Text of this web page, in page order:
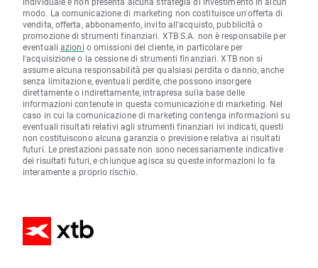
modo. La comunicazione di marketing non costituisce un'offerta di
vendita, offerta, abbonamento, invito all'acquisto, pubblicità o
promozione di strumenti finanziari. XTB S.A. non è responsabile per
eventuali azioni o omissioni del cliente, in particolare per
l'acquisizione o la cessione di strumenti finanziari. XTB non si
assume alcuna responsabilità per qualsiasi perdita o danno, anche
senza limitazione, eventuali perdite, che possono insorgere
direttamente o indirettamente, intrapresa sulla base delle
informazioni contenute in questa comunicazione di marketing. Nel
caso in cui la comunicazione di marketing contenga informazioni su
eventuali risultati relativi agli strumenti finanziari ivi indicati, questi
non costituiscono alcuna garanzia o previsione relativa ai risultati
futuri. Le prestazioni passate non sono necessariamente indicative
dei risultati futuri, e chiunque agisca su queste informazioni lo fa
interamente a proprio rischio.